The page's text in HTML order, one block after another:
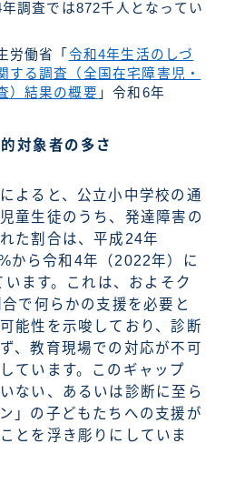
調査では872千人となってい
労働省「 令和4年生活のしづ
する調査（全国在宅障害児・
）結果の概要 」令和6年
対象者の多さ
よると、公立小中学校の通
童生徒のうち、発達障害の
た割合は、平成24年
から令和4年（2022年）に
ます。これは、およそク
で何らかの支援を必要と
能性を示唆しており、診断
、教育現場での対応が不可
ています。このギャップ
ない、あるいは診断に至ら
」の子どもたちへの支援が
とを浮き彫りにしていま